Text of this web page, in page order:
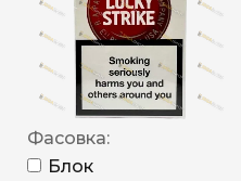
Фасовка:
Блок